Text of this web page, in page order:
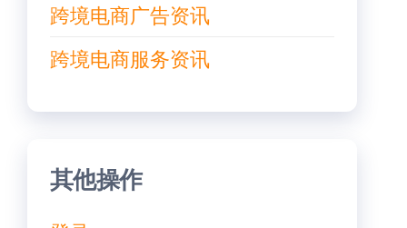
跨境电商广告资讯
跨境电商服务资讯
其他操作